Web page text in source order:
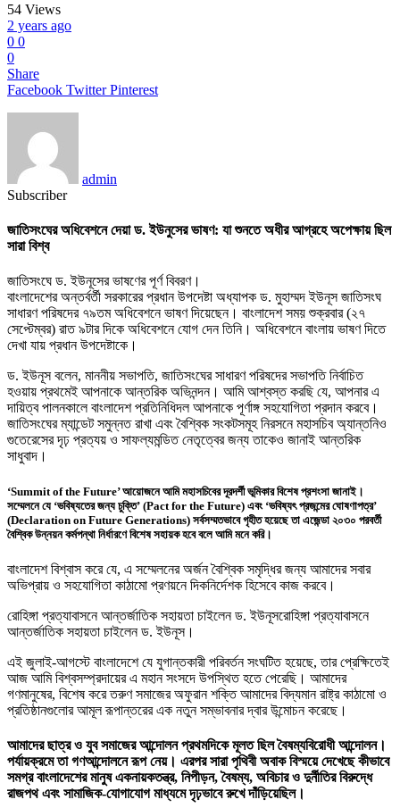
54 Views
2 years ago
0 0
0
Share
Facebook Twitter Pinterest
admin
Subscriber
জাতিসংঘের অধিবেশনে দেয়া ড. ইউনুসের ভাষণ: যা শুনতে অধীর আগ্রহে অপেক্ষায় ছিল
সারা বিশ্ব
জাতিসংঘে ড. ইউনূসের ভাষণের পূর্ণ বিবরণ।
বাংলাদেশের অন্তর্বর্তী সরকারের প্রধান উপদেষ্টা অধ্যাপক ড. মুহাম্মদ ইউনূস জাতিসংঘ
সাধারণ পরিষদের ৭৯তম অধিবেশনে ভাষণ দিয়েছেন। বাংলাদেশ সময় শুক্রবার (২৭
সেপ্টেম্বর) রাত ৯টার দিকে অধিবেশনে যোগ দেন তিনি। অধিবেশনে বাংলায় ভাষণ দিতে
দেখা যায় প্রধান উপদেষ্টাকে।
ড. ইউনূস বলেন, মাননীয় সভাপতি, জাতিসংঘের সাধারণ পরিষদের সভাপতি নির্বাচিত
হওয়ায় প্রথমেই আপনাকে আন্তরিক অভিনন্দন। আমি আশ্বস্ত করছি যে, আপনার এ
দায়িত্ব পালনকালে বাংলাদেশ প্রতিনিধিদল আপনাকে পূর্ণাঙ্গ সহযোগিতা প্রদান করবে।
জাতিসংঘের ম্যান্ডেট সমুন্নত রাখা এবং বৈশ্বিক সংকটসমূহ নিরসনে মহাসচিব অ্যান্তনিও
গুতেরেসের দৃঢ় প্রত্যয় ও সাফল্যমন্ডিত নেতৃত্বের জন্য তাকেও জানাই আন্তরিক
সাধুবাদ।
‘Summit of the Future’ আয়োজনে আমি মহাসচিবের দূরদর্শী ভূমিকার বিশেষ প্রশংসা জানাই।
সম্মেলনে যে ‘ভবিষ্যতের জন্য চুক্তি’ (Pact for the Future) এবং ‘ভবিষ্যৎ প্রজন্মের ঘোষণাপত্র’
(Declaration on Future Generations) সর্বসম্মতভাবে গৃহীত হয়েছে তা এজেন্ডা ২০৩০ পরবর্তী
বৈশ্বিক উন্নয়ন কর্মপন্থা নির্ধারণে বিশেষ সহায়ক হবে বলে আমি মনে করি।
বাংলাদেশ বিশ্বাস করে যে, এ সম্মেলনের অর্জন বৈশ্বিক সমৃদ্ধির জন্য আমাদের সবার
অভিপ্রায় ও সহযোগিতা কাঠামো প্রণয়নে দিকনির্দেশক হিসেবে কাজ করবে।
রোহিঙ্গা প্রত্যাবাসনে আন্তর্জাতিক সহায়তা চাইলেন ড. ইউনূসরোহিঙ্গা প্রত্যাবাসনে
আন্তর্জাতিক সহায়তা চাইলেন ড. ইউনূস।
এই জুলাই-আগস্টে বাংলাদেশে যে যুগান্তকারী পরিবর্তন সংঘটিত হয়েছে, তার প্রেক্ষিতেই
আজ আমি বিশ্বসম্প্রদায়ের এ মহান সংসদে উপস্থিত হতে পেরেছি। আমাদের
গণমানুষের, বিশেষ করে তরুণ সমাজের অফুরান শক্তি আমাদের বিদ্যমান রাষ্ট্র কাঠামো ও
প্রতিষ্ঠানগুলোর আমূল রূপান্তরের এক নতুন সম্ভাবনার দ্বার উন্মোচন করেছে।
আমাদের ছাত্র ও যুব সমাজের আন্দোলন প্রথমদিকে মূলত ছিল বৈষম্যবিরোধী আন্দোলন।
পর্যায়ক্রমে তা গণআন্দোলনে রূপ নেয়। এরপর সারা পৃথিবী অবাক বিস্ময়ে দেখেছে কীভাবে
সমগ্র বাংলাদেশের মানুষ একনায়কতন্ত্র, নিপীড়ন, বৈষম্য, অবিচার ও দুর্নীতির বিরুদ্ধে
রাজপথ এবং সামাজিক-যোগাযোগ মাধ্যমে দৃঢ়ভাবে রুখে দাঁড়িয়েছিল।